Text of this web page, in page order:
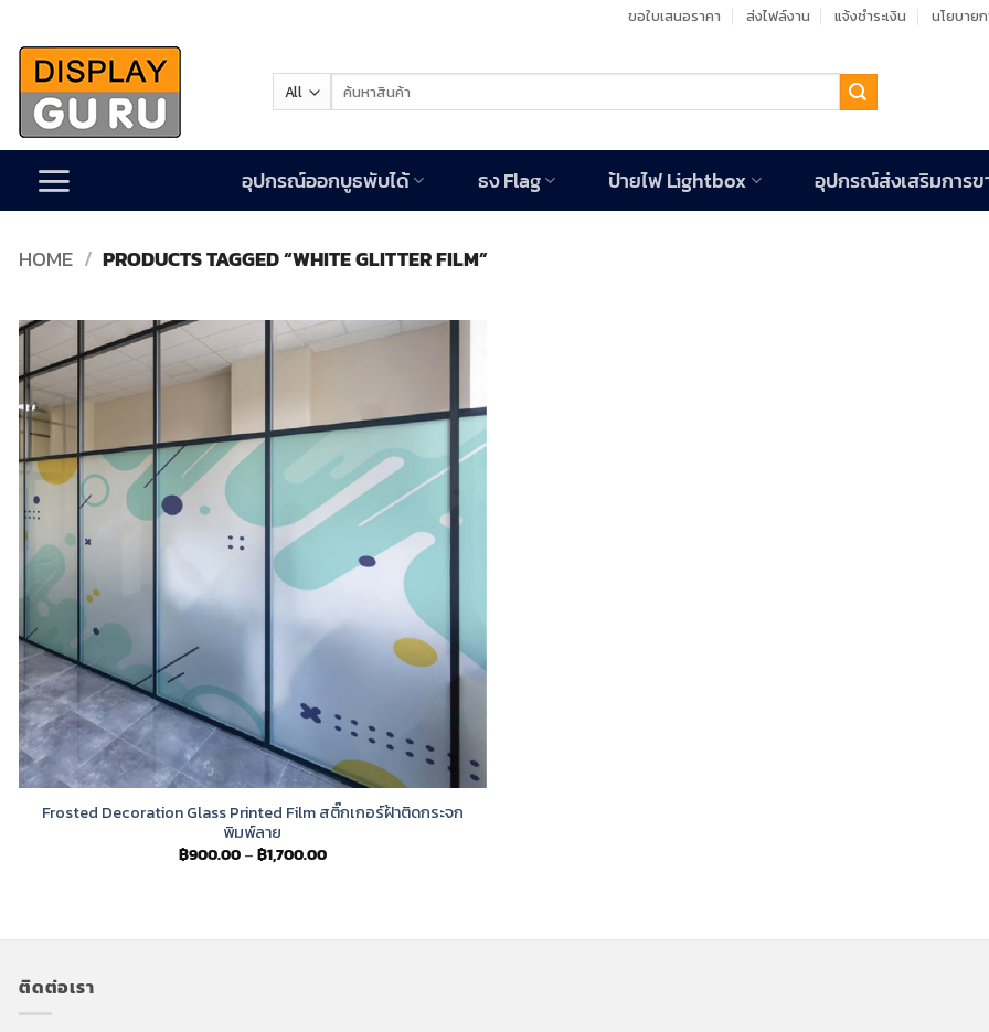
content
ขอใบเสนอราคา ส่งไฟล์งาน แจ้งชำระเงิน นโยบาย
Search
for:
อุปกรณ์ออกบูธพับได้ ธง Flag ป้ายไฟ Lightbox อุปกรณ์ส่งเสริมการข
HOME / PRODUCTS TAGGED “WHITE GLITTER FILM”
Frosted Decoration Glass Printed Film สติ๊กเกอร์ฝ้าติดกระจก
พิมพ์ลาย
฿900.00–฿1,700.00Price
ติดต่อเรา